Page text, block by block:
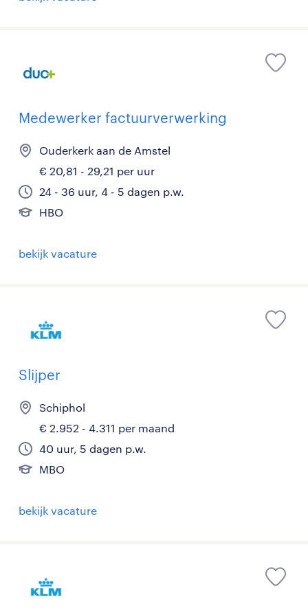
Medewerker factuurverwerking
Ouderkerk aan de Amstel
€ 20,81 - 29,21 per uur
24 - 36 uur, 4 - 5 dagen p.w.
HBO
bekijk vacature
Slijper
Schiphol
€ 2.952 - 4.311 per maand
40 uur, 5 dagen p.w.
MBO
bekijk vacature